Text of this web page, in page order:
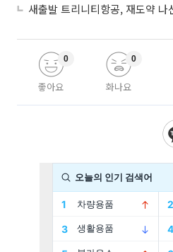
좋아요
0
화나요
0